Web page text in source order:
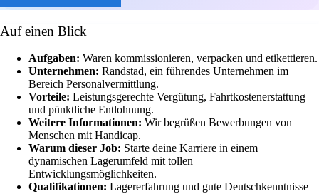
Auf einen Blick
Aufgaben: Waren kommissionieren, verpacken und etikettieren.
Unternehmen: Randstad, ein führendes Unternehmen im
Bereich Personalvermittlung.
Vorteile: Leistungsgerechte Vergütung, Fahrtkostenerstattung
und pünktliche Entlohnung.
Weitere Informationen: Wir begrüßen Bewerbungen von
Menschen mit Handicap.
Warum dieser Job: Starte deine Karriere in einem
dynamischen Lagerumfeld mit tollen
Entwicklungsmöglichkeiten.
Qualifikationen: Lagererfahrung und gute Deutschkenntnisse